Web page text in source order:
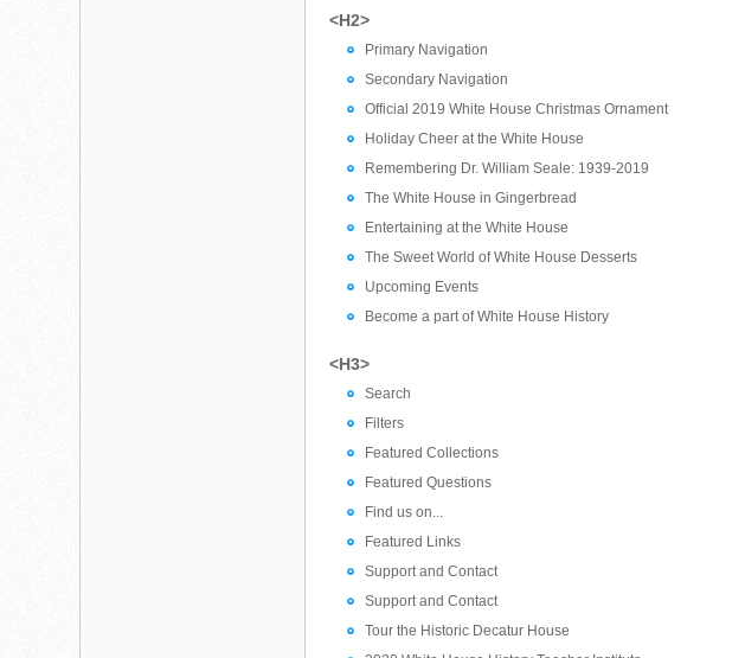
<H2>
Primary Navigation
Secondary Navigation
Official 2019 White House Christmas Ornament
Holiday Cheer at the White House
Remembering Dr. William Seale: 1939-2019
The White House in Gingerbread
Entertaining at the White House
The Sweet World of White House Desserts
Upcoming Events
Become a part of White House History
<H3>
Search
Filters
Featured Collections
Featured Questions
Find us on...
Featured Links
Support and Contact
Support and Contact
Tour the Historic Decatur House